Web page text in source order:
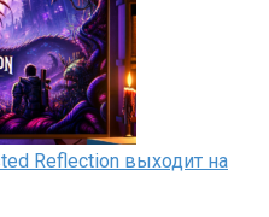
Reflection выходит на